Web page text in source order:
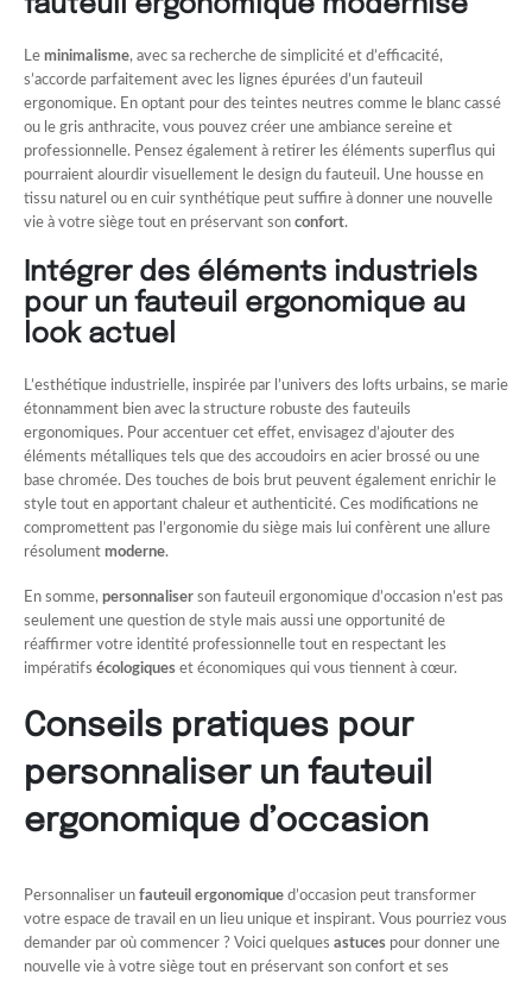
fauteuil ergonomique modernisé
Le minimalisme, avec sa recherche de simplicité et d’efficacité,
s’accorde parfaitement avec les lignes épurées d’un fauteuil
ergonomique. En optant pour des teintes neutres comme le blanc cassé
ou le gris anthracite, vous pouvez créer une ambiance sereine et
professionnelle. Pensez également à retirer les éléments superflus qui
pourraient alourdir visuellement le design du fauteuil. Une housse en
tissu naturel ou en cuir synthétique peut suffire à donner une nouvelle
vie à votre siège tout en préservant son confort.
Intégrer des éléments industriels
pour un fauteuil ergonomique au
look actuel
L’esthétique industrielle, inspirée par l’univers des lofts urbains, se marie
étonnamment bien avec la structure robuste des fauteuils
ergonomiques. Pour accentuer cet effet, envisagez d’ajouter des
éléments métalliques tels que des accoudoirs en acier brossé ou une
base chromée. Des touches de bois brut peuvent également enrichir le
style tout en apportant chaleur et authenticité. Ces modifications ne
compromettent pas l’ergonomie du siège mais lui confèrent une allure
résolument moderne.
En somme, personnaliser son fauteuil ergonomique d’occasion n’est pas
seulement une question de style mais aussi une opportunité de
réaffirmer votre identité professionnelle tout en respectant les
impératifs écologiques et économiques qui vous tiennent à cœur.
Conseils pratiques pour
personnaliser un fauteuil
ergonomique d’occasion
Personnaliser un fauteuil ergonomique d’occasion peut transformer
votre espace de travail en un lieu unique et inspirant. Vous pourriez vous
demander par où commencer ? Voici quelques astuces pour donner une
nouvelle vie à votre siège tout en préservant son confort et ses